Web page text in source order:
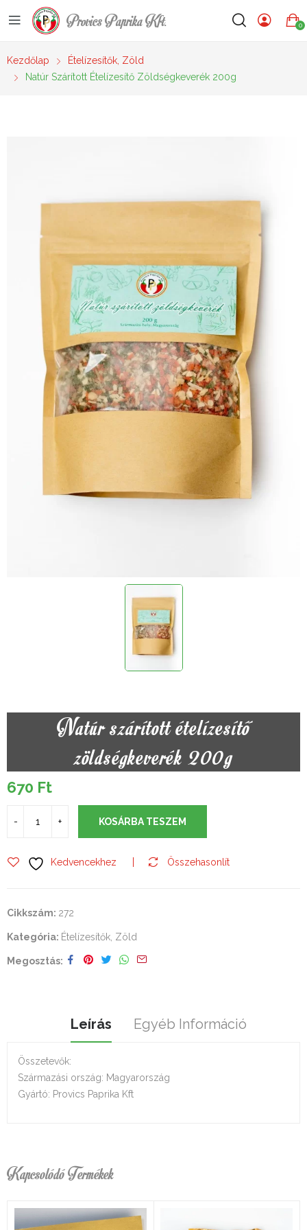
Provics Paprika Kft. 0
Kezdőlap
Ételízesítők, Zöld
Natúr Szárított Ételízesítő Zöldségkeverék 200g
Natúr szárított ételízesítő
zöldségkeverék 200g
670 Ft
KOSÁRBA TESZEM
Kedvencekhez Összehasonlít
Cikkszám: 272
Kategória: Ételízesítők, Zöld
Megosztás
Leírás Egyéb Információ
Összetevők:
Származási ország: Magyarország
Gyártó: Provics Paprika Kft
Kapcsolódó Termékek